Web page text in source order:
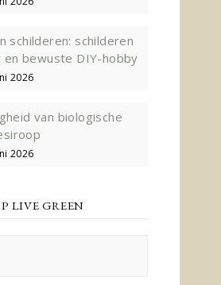
schilderen: schilderen
en bewuste DIY-hobby
2026
van biologische
2026
LIVE GREEN